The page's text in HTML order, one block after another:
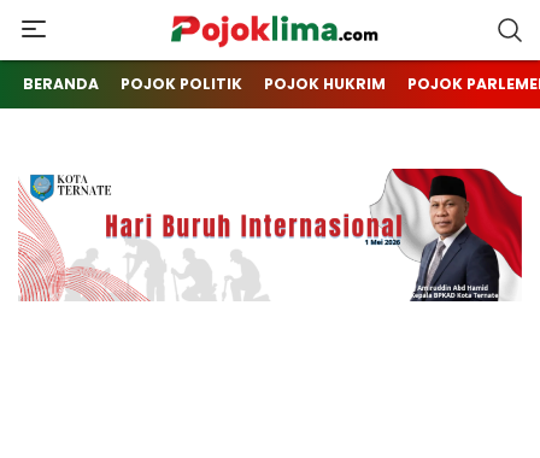
pojoklima.com
Mojokin
BERANDA POJOK POLITIK POJOK HUKRIM POJOK